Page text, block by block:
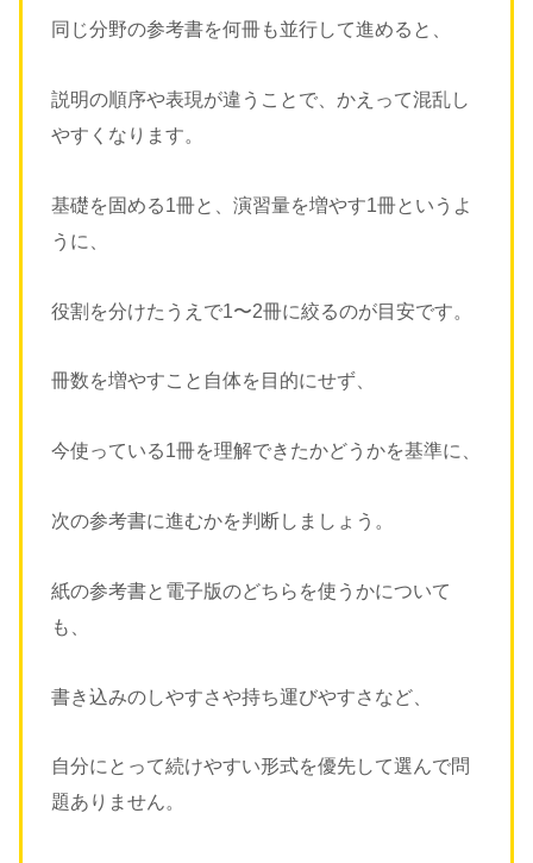
同じ分野の参考書を何冊も並行して進めると、
説明の順序や表現が違うことで、かえって混乱し
やすくなります。
基礎を固める1冊と、演習量を増やす1冊というよ
うに、
役割を分けたうえで1〜2冊に絞るのが目安です。
冊数を増やすこと自体を目的にせず、
今使っている1冊を理解できたかどうかを基準に、
次の参考書に進むかを判断しましょう。
紙の参考書と電子版のどちらを使うかについて
も、
書き込みのしやすさや持ち運びやすさなど、
自分にとって続けやすい形式を優先して選んで問
題ありません。